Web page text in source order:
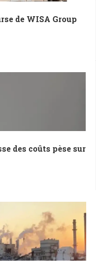
de WISA Group
des coûts pèse sur